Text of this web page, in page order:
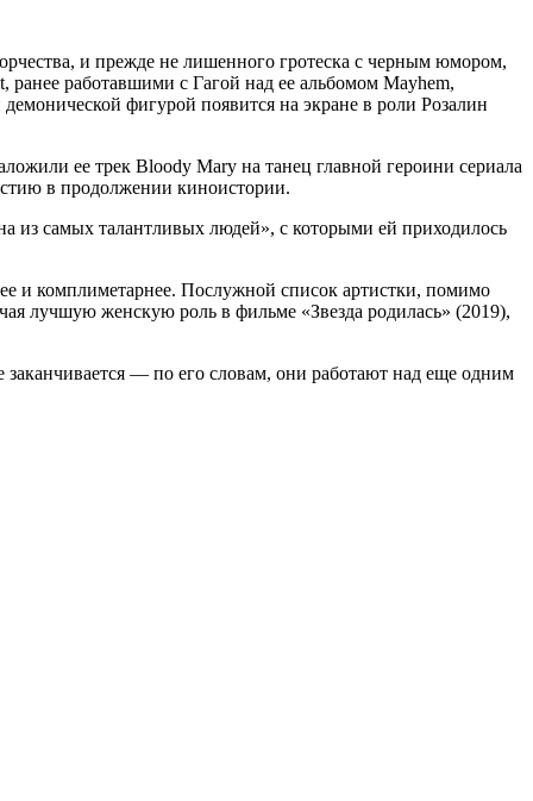
и прежде не лишенного гротеска с черным юмором,
ранее работавшими с Гагой над ее альбомом Mayhem,
фигурой появится на экране в роли Розалин
ее трек Bloody Mary на танец главной героини сериала
в продолжении киноистории.
из самых талантливых людей», с которыми ей приходилось
и комплиметарнее. Послужной список артистки, помимо
лучшую женскую роль в фильме «Звезда родилась» (2019),
заканчивается — по его словам, они работают над еще одним